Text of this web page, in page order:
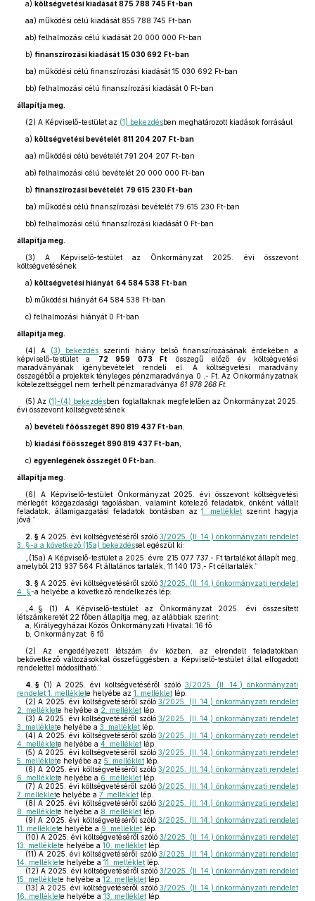
a) költségvetési kiadását 875 788 745 Ft-ban
aa) működési célú kiadását 855 788 745 Ft-ban
ab) felhalmozási célú kiadását 20 000 000 Ft-ban
b) finanszírozási kiadását 15 030 692 Ft-ban
ba) működési célú finanszírozási kiadását 15 030 692 Ft-ban
bb) felhalmozási célú finanszírozási kiadását 0 Ft-ban
állapítja meg.
(2) A Képviselő-testület az (1) bekezdésben meghatározott kiadások forrásául
a) költségvetési bevételét 811 204 207 Ft-ban
aa) működési célú bevételét 791 204 207 Ft-ban
ab) felhalmozási célú bevételét 20 000 000 Ft-ban
b) finanszírozási bevételét 79 615 230 Ft-ban
ba) működési célú finanszírozási bevételét 79 615 230 Ft-ban
bb) felhalmozási célú finanszírozási kiadását 0 Ft-ban
állapítja meg.
(3) A Képviselő-testület az Önkormányzat 2025. évi összevont
költségvetésének
a) költségvetési hiányát 64 584 538 Ft-ban
b) működési hiányát 64 584 538 Ft-ban
c) felhalmozási hiányát 0 Ft-ban
állapítja meg.
(4) A (3) bekezdés szerinti hiány belső finanszírozásának érdekében a
képviselő-testület a 72 959 073 Ft
összegű előző év költségvetési
maradványának igénybevételét rendeli el. A költségvetési maradvány
összegéből a projektek tényleges pénzmaradványa 0 ,- Ft. Az Önkormányzatnak
kötelezettséggel nem terhelt pénzmaradványa 61 978 268 Ft.
(5) Az (1)-(4) bekezdésben foglaltaknak megfelelően az Önkormányzat 2025.
évi összevont költségvetésének
a) bevételi főösszegét 890 819 437 Ft-ban
b) kiadási főösszegét 890 819 437 Ft-ban,
c) egyenlegének összegét 0 Ft-ban.
állapítja meg
(6) A Képviselő-testület Önkormányzat 2025. évi összevont költségvetési
mérlegét közgazdasági tagolásban, valamint kötelező feladatok, önként vállalt
feladatok, államigazgatási feladatok bontásban az1. melléklet szerint hagyja
jóvá.”
2. § A 2025. évi költségvetéséről szóló 3/2025. (II. 14.) önkormányzati rendelet
3. §-a a következő (15a) bekezdéssel egészül ki:
„(15a) A Képviselő-testület a 2025. évre 215 077 737.- Ft tartalékot állapít meg,
amelyből 213 937 564 Ft általános tartalék, 11 140 173,- Ft céltartalék.”
3. § A 2025. évi költségvetéséről szóló 3/2025. (II. 14.) önkormányzati rendelet
4. §-a helyébe a következő rendelkezés lép:
„4. § (1)
A Képviselő-testület az Önkormányzat 2025. évi összesített
létszámkeretét 22 főben állapítja meg, az alábbiak szerint:
a, Királyegyházai Közös Önkormányzati Hivatal: 16 fő
b, Önkormányzat: 6 fő
(2) Az engedélyezett létszám év közben, az elrendelt feladatokban
bekövetkező változásokkal összefüggésben a Képviselő-testület által elfogadott
rendelettel módosítható.”
4. § (1) A 2025. évi költségvetéséről szóló 3/2025. (II. 14.) önkormányzati
rendelet 1. melléklete helyébe az 1. melléklet lép.
(2) A 2025. évi költségvetéséről szóló3/2025. (II. 14.) önkormányzati rendelet
2. melléklete helyébe a 2. melléklet lép.
(3) A 2025. évi költségvetéséről szóló 3/2025. (II. 14.) önkormányzati rendelet
3. melléklete helyébe a 3. melléklet lép.
(4) A 2025. évi költségvetéséről szóló3/2025. (II. 14.) önkormányzati rendelet
4. melléklete helyébe a 4. melléklet lép.
(5) A 2025. évi költségvetéséről szóló 3/2025. (II. 14.) önkormányzati rendelet
5. melléklete helyébe az 5. melléklet lép.
(6) A 2025. évi költségvetéséről szóló3/2025. (II. 14.) önkormányzati rendelet
6. melléklete helyébe a 6. melléklet lép.
(7) A 2025. évi költségvetéséről szóló 3/2025. (II. 14.) önkormányzati rendelet
7. melléklete helyébe a 7. melléklet lép.
(8) A 2025. évi költségvetéséről szóló3/2025. (II. 14.) önkormányzati rendelet
8. melléklete helyébe a 8. melléklet lép.
(9) A 2025. évi költségvetéséről szóló3/2025. (II. 14.) önkormányzati rendelet
11. melléklete helyébe a 9. melléklet lép.
(10) A 2025. évi költségvetéséről szóló 3/2025. (II. 14.) önkormányzati rendelet
13. melléklete helyébe a 10. melléklet lép.
(11) A 2025. évi költségvetéséről szóló 3/2025. (II. 14.) önkormányzati rendelet
14. melléklete helyébe a 11. melléklet lép.
(12) A 2025. évi költségvetéséről szóló 3/2025. (II. 14.) önkormányzati rendelet
15. melléklete helyébe a 12. melléklet lép.
(13) A 2025. évi költségvetéséről szóló 3/2025. (II. 14.) önkormányzati rendelet
16. melléklete helyébe a 13. melléklet lép.